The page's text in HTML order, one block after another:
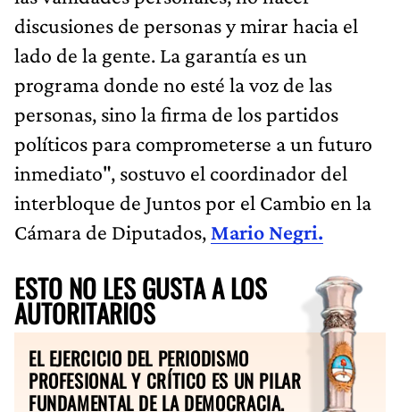
discusiones de personas y mirar hacia el
lado de la gente. La garantía es un
programa donde no esté la voz de las
personas, sino la firma de los partidos
políticos para comprometerse a un futuro
inmediato", sostuvo el coordinador del
interbloque de Juntos por el Cambio en la
Cámara de Diputados, Mario Negri.
ESTO NO LES GUSTA A LOS
AUTORITARIOS
EL EJERCICIO DEL PERIODISMO
PROFESIONAL Y CRÍTICO ES UN PILAR
FUNDAMENTAL DE LA DEMOCRACIA.